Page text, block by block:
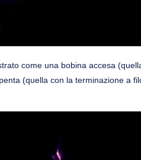
come una bobina accesa
(quella con la terminazione a